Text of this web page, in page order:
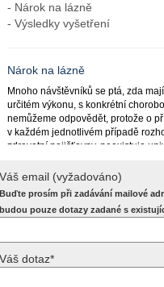
- Nárok na lázně
- Výsledky vyšetření
Nárok na lázně
Mnoho návštěvníků se ptá, zda mají
určitém výkonu, s konkrétní
nemůžeme odpovědět, protože o
v každém jednotlivém případě
zdravotní pojišťovny, neexistuje
(kuřáctví, inkontinence), funkčním
dalších zdravotních okolnostech.
Požádejte svého ošetřujícího
Váš email (vyžadováno)
Buďte prosím při zadávání mailové
budou pouze dotazy zadané s
Váš dotaz*